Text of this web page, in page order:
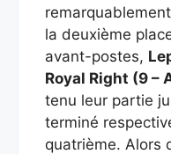
la deuxième
avant-postes,
Royal Right (9 –
tenu leur partie
terminé
quatrième. Alors